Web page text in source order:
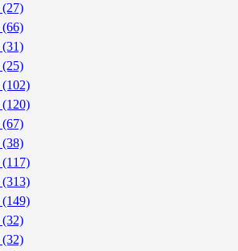
(27)
(66)
(31)
(25)
(102)
(120)
(67)
(38)
(117)
(313)
(149)
(32)
(32)